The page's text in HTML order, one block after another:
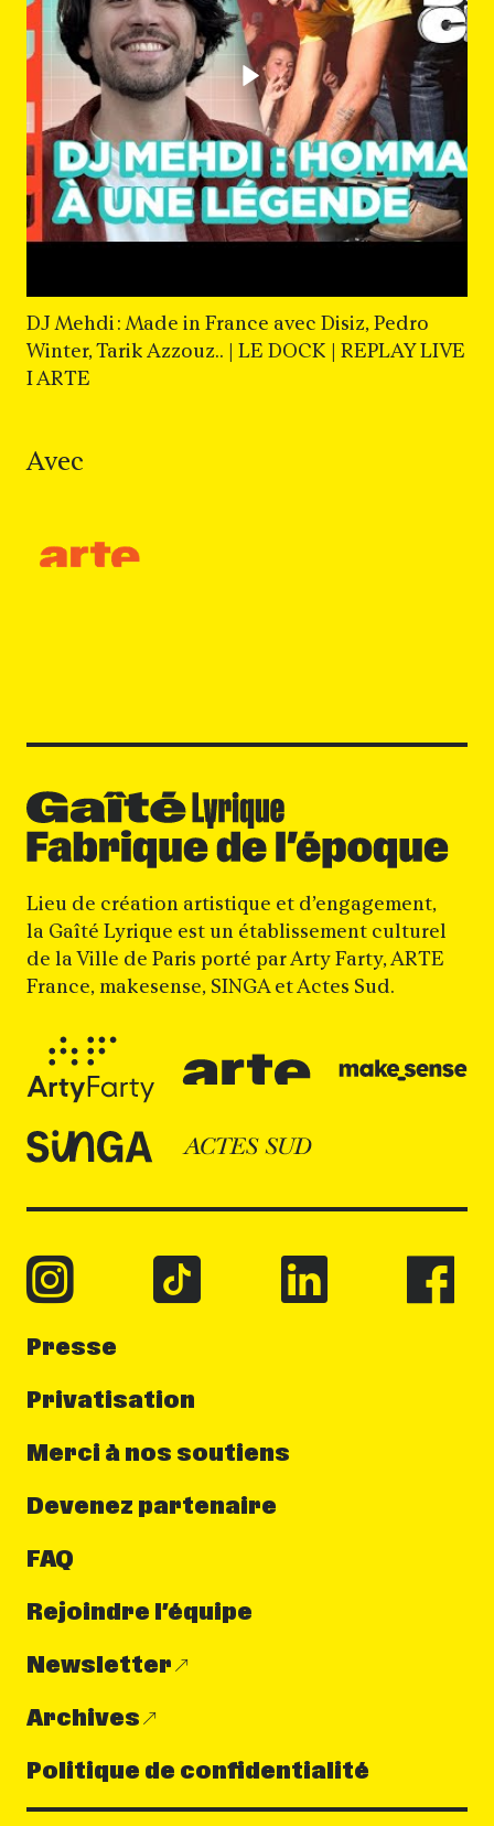
Lancer la vidéo - DJ
DJ Mehdi : Made in France avec Disiz, Pedro
Winter, Tarik Azzouz.. | LE DOCK | REPLAY LIVE
I ARTE
Avec
Lieu de création artistique et d’engagement,
la Gaîté Lyrique est un établissement culturel
de la Ville de Paris porté par Arty Farty, ARTE
France, makesense, SINGA et Actes Sud.
Presse
Privatisation
Merci à nos soutiens
Devenez partenaire
FAQ
Rejoindre l’équipe
Newsletter
Archives
Politique de confidentialité